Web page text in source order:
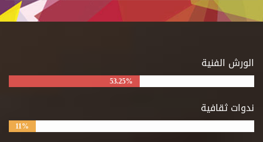
الورش الفنية
53.25%
ندوات ثقافية
11%